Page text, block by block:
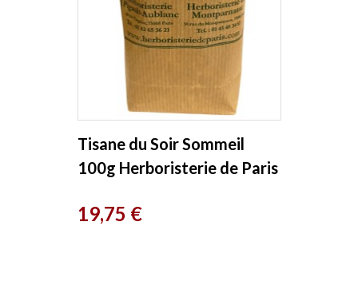
Tisane du Soir Sommeil
100g Herboristerie de Paris
Prix
19,75 €